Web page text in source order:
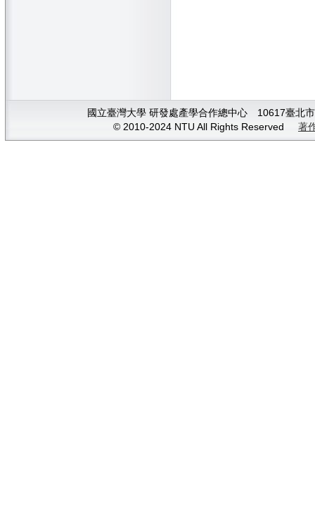
國立臺灣大學 研發處產學合作總中心 10617臺
© 2010-2024 NTU All Rights Reserved 著